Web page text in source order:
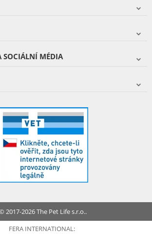
SOCIÁLNÍ MÉDIA
2017-2026 The Pet Life s.r.o..
FERA INTERNATIONAL: